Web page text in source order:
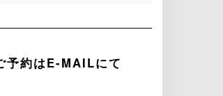
予約はE-MAILにて